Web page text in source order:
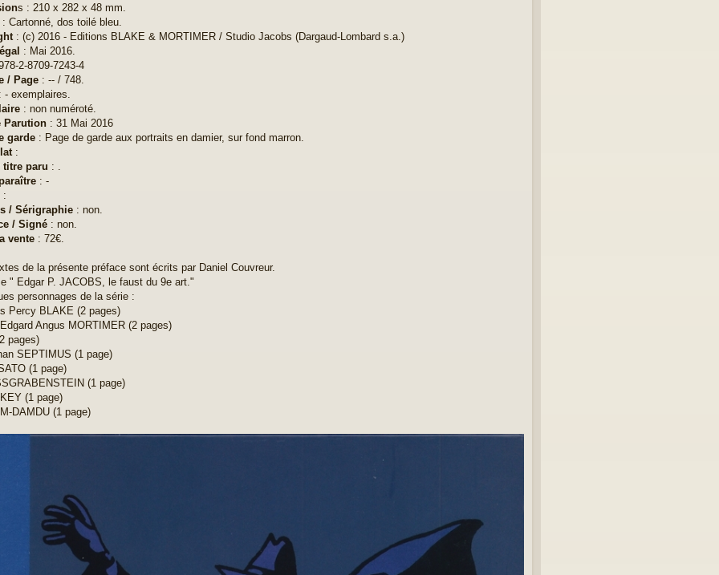
s : 210 x 282 x 48 mm.
: Cartonné, dos toilé bleu.
: (c) 2016 - Editions BLAKE & MORTIMER / Studio Jacobs (Dargaud-Lombard s.a.)
: Mai 2016.
2-8709-7243-4
/ Page : -- / 748.
: - exemplaires.
: non numéroté.
Parution : 31 Mai 2016
garde : Page de garde aux portraits en damier, sur fond marron.
:
titre paru : .
: -
:
/ Sérigraphie : non.
/ Signé : non.
vente : 72€.
de la présente préface sont écrits par Daniel Couvreur.
" Edgar P. JACOBS, le faust du 9e art."
personnages de la série :
Percy BLAKE (2 pages)
Angus MORTIMER (2 pages)
pages)
SEPTIMUS (1 page)
(1 page)
(1 page)
(1 page)
DAMDU (1 page)